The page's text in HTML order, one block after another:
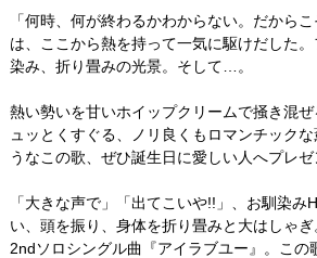
「何時、何が終わるかわからない。だから
は、ここから熱を持って一気に駆けだした
染み、折り畳みの光景。そして…。
熱い勢いを甘いホイップクリームで掻き混
ュッとくすぐる、ノリ良くもロマンチック
うなこの歌、ぜひ誕生日に愛しい人へプレゼ
「大きな声で」「出てこいや!!」、お馴染
い、頭を振り、身体を折り畳みと大はしゃ
2ndソロシングル曲『アイラブユー』。この